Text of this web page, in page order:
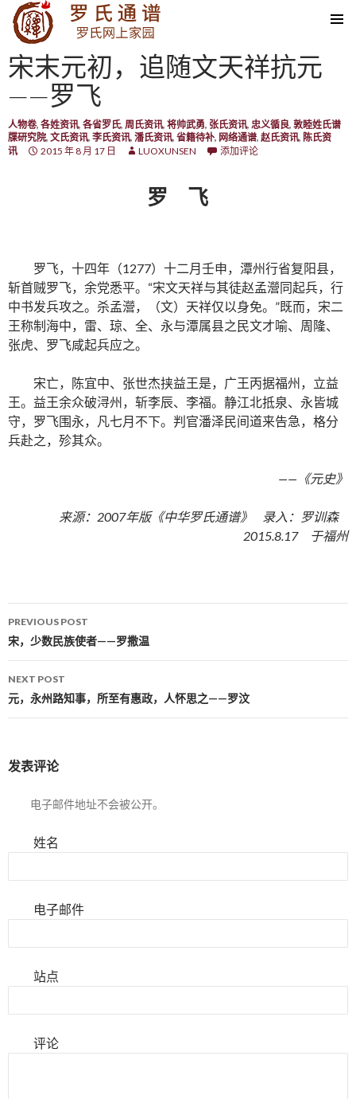
SKIP TO CONTENT
宋末元初，追随文天祥抗元
——罗飞
人物卷, 各姓资讯, 各省罗氏, 周氏资讯, 将帅武勇, 张氏资讯, 忠义循良, 敦睦姓氏谱
牒研究院, 文氏资讯, 李氏资讯, 潘氏资讯, 省籍待补, 网络通谱, 赵氏资讯, 陈氏资
讯
2015 年 8 月 17 日 LUOXUNSEN 添加评论
罗 飞
罗飞，十四年（1277）十二月壬申，潭州行省复阳县，
斩首贼罗飞，余党悉平。“宋文天祥与其徒赵孟瀯同起兵，行
中书发兵攻之。杀孟瀯，（文）天祥仅以身免。”既而，宋二
王称制海中，雷、琼、全、永与潭属县之民文才喻、周隆、
张虎、罗飞咸起兵应之。
宋亡，陈宜中、张世杰挟益王是，广王丙据福州，立益
王。益王余众破浔州，斩李辰、李福。静江北抵泉、永皆城
守，罗飞围永，凡七月不下。判官潘泽民间道来告急，格分
兵赴之，殄其众。
——《元史》
来源：2007年版《中华罗氏通谱》 录入：罗训森
2015.8.17 于福州
Post navigation
PREVIOUS POST
宋，少数民族使者——罗撒温
NEXT POST
元，永州路知事，所至有惠政，人怀思之——罗汶
发表评论
电子邮件地址不会被公开。
姓名
电子邮件
站点
评论